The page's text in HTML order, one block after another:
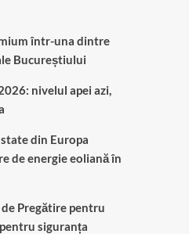
într-una dintre
Bucureștiului
nivelul apei azi,
din Europa
de energie eoliană în
Pregătire pentru
siguranța